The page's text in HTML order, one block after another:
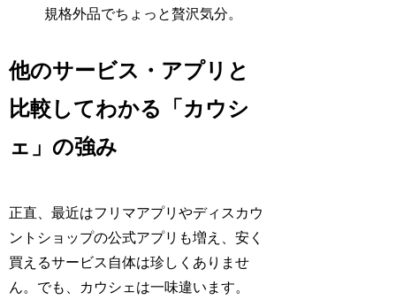
規格外品でちょっと贅沢気分。
他のサービス・アプリと
比較してわかる「カウシ
ェ」の強み
正直、最近はフリマアプリやディスカウ
ントショップの公式アプリも増え、安く
買えるサービス自体は珍しくありませ
ん。でも、カウシェは一味違います。